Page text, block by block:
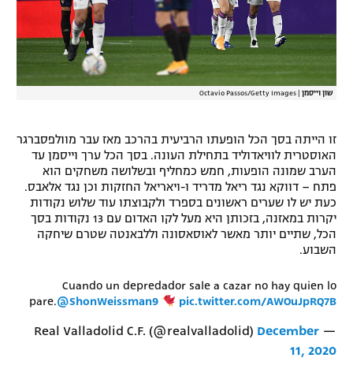
שון וייסמן Octavio Passos/Getty Images
זו הייתה בסך הכל הופעתו הרביעית בהרכב מאז עבר מוולפסברגר
האוסטרית לוויאדוליד בתחילת העונה. בסך הכל ערך וייסמן עד
הערב שמונה הופעות, חמש כמחליף ובשלושה משחקים הוא
פתח – דווקא נגד ריאל מדריד ו-ויאריאל החזקות וכן נגד אלאבס.
כעת יש לו שערים ראשונים בספרד ולקבוצתו עוד שלוש נקודות
יקרות במאזנה, בזכותן היא מעל לקו האדום עם 13 נקודות בסך
הכל, שתיים יותר מאשר לאוסאסונה וללבאנטה שטרם שיחקה
השבוע.
Cuando un depredador sale a cazar no hay quien lo
pare.@ShonWeissman9 pic.twitter.com/AWOuJpRQ7B
— Real Valladolid C.F. (@realvalladolid)
December
11, 2020